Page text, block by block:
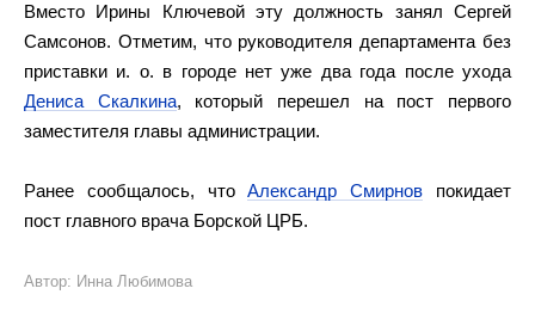
Вместо Ирины Ключевой эту должность занял Сергей
Самсонов. Отметим, что руководителя департамента без
приставки и. о. в городе нет уже два года после ухода
Дениса Скалкина, который перешел на пост первого
заместителя главы администрации.
Ранее сообщалось, чтоАлександр Смирнов покидает
пост главного врача Борской ЦРБ.
Автор: Инна Любимова